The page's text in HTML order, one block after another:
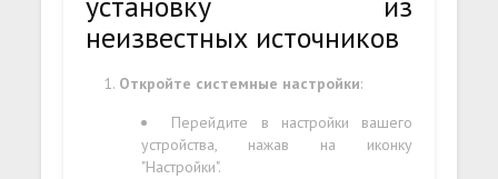
неизвестных источников
Откройте системные настройки:
Перейдите в настройки вашего
устройства, нажав на иконку
"Настройки".